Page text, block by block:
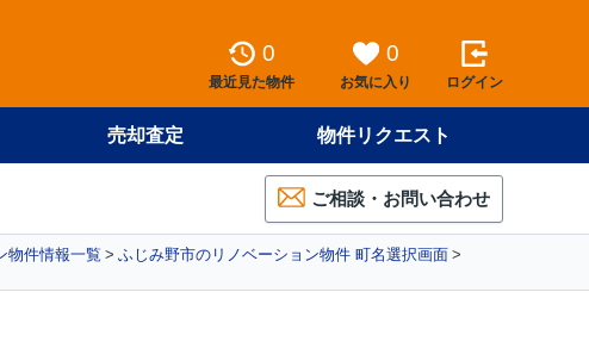
0
最近見た物件
0
お気に入り ログイン
売却査定 物件リクエスト
ご相談・お問い合わせ
物件情報一覧
ふじみ野市のリノベーション物件 町名選択画面